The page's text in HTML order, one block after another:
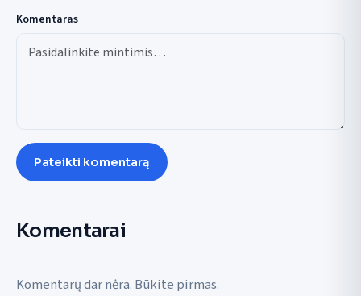
Komentaras
Pateikti komentarą
Komentarai
Komentarų dar nėra. Būkite pirmas.